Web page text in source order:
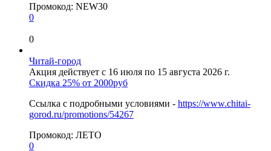
Промокод: NEW30
0
0
Читай-город
Акция действует с 16 июля по 15 августа 2026 г.
Скидка 25% от 2000руб
Ссылка с подробными условиями - https://www.chitai-
gorod.ru/promotions/54267
Промокод: ЛЕТО
0